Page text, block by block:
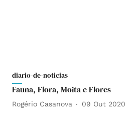
diario-de-noticias
Fauna, Flora, Moita e Flores
Rogério Casanova 09 Out 2020